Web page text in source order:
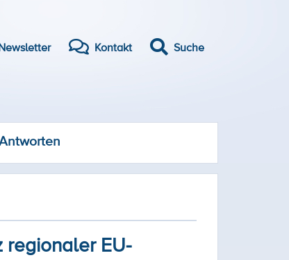
Kontakt Suche
regionaler EU-